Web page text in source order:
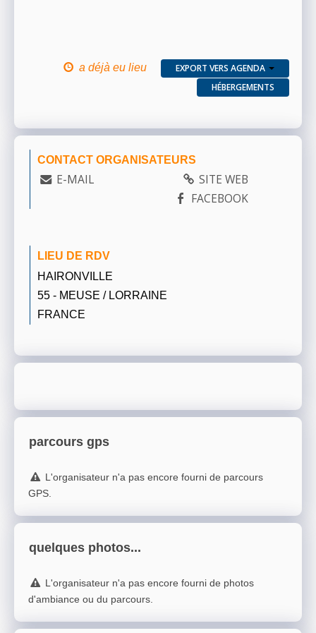
a déjà eu lieu
EXPORT VERS AGENDA
HÉBERGEMENTS
CONTACT ORGANISATEURS
E-MAIL
SITE WEB
FACEBOOK
LIEU DE RDV
HAIRONVILLE
55 - MEUSE / LORRAINE
FRANCE
parcours gps
L'organisateur n'a pas encore fourni de parcours
GPS.
quelques photos...
L'organisateur n'a pas encore fourni de photos
d'ambiance ou du parcours.